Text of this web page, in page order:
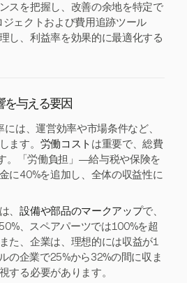
スを把握し、改善の余地を特定で
ェクトおよび費用追跡ツール
し、利益率を効果的に最適化する
を与える要因
は、運営効率や市場条件など、
ます。 労働コスト は重要で、総費
。「労働負担」—給与税や保険を
に40%を追加し、全体の収益性に
、設備や部品のマークアップで、
、スペアパーツでは100%を超
た、企業は、理想的には収益が1
の企業で25%から32%の間に収ま
する必要があります。